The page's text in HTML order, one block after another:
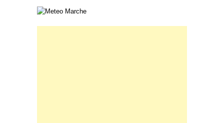
Carta meteorologica delle Marche